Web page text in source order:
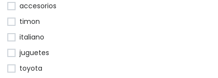
accesorios
timon
italiano
juguetes
toyota